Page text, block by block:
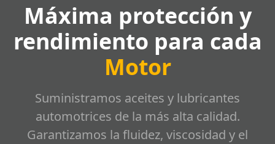
Máxima protección y
rendimiento para cada
Motor
Suministramos aceites y lubricantes
automotrices de la más alta calidad.
Garantizamos la fluidez, viscosidad y el